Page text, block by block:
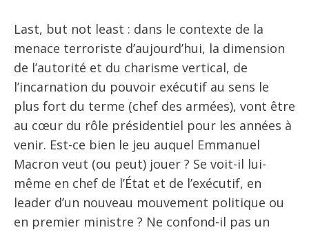
Last, but not least : dans le contexte de la
menace terroriste d’aujourd’hui, la dimension
de l’autorité et du charisme vertical, de
l’incarnation du pouvoir exécutif au sens le
plus fort du terme (chef des armées), vont être
au cœur du rôle présidentiel pour les années à
venir. Est-ce bien le jeu auquel Emmanuel
Macron veut (ou peut) jouer ? Se voit-il lui-
même en chef de l’État et de l’exécutif, en
leader d’un nouveau mouvement politique ou
en premier ministre ? Ne confond-il pas un